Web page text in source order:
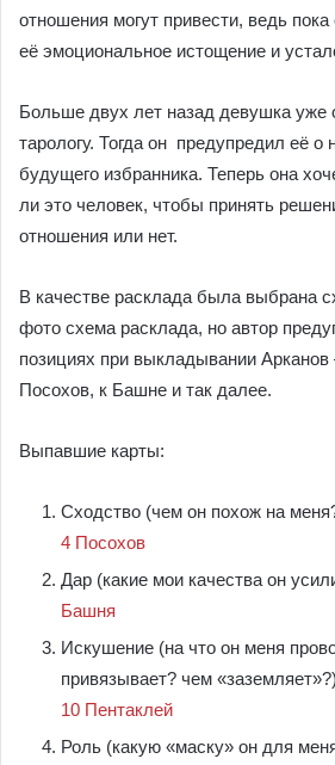
отношения могут привести, ведь
её эмоциональное истощение и
Больше двух лет назад девушка уже
тарологу. Тогда он предупредил её о
будущего избранника. Теперь она
ли это человек, чтобы принять
отношения или нет.
В качестве расклада была выбрана
фото схема расклада, но автор
позициях при выкладывании
Посохов, к Башне и так далее.
Выпавшие карты:
Сходство (чем он похож на
4 Посохов
Дар (какие мои качества он
Башня
Искушение (на что он меня
привязывает? чем «заземляет»?)
10 Пентаклей
Роль (какую «маску» он для